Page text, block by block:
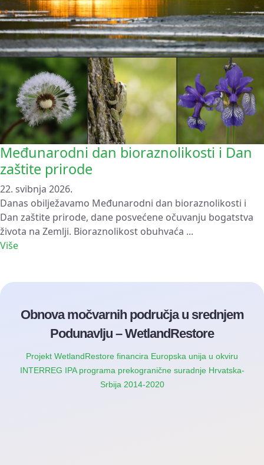
Međunarodni dan bioraznolikosti i Dan
zaštite prirode
22. svibnja 2026.
Danas obilježavamo Međunarodni dan bioraznolikosti i
Dan zaštite prirode, dane posvećene očuvanju bogatstva
života na Zemlji. Bioraznolikost obuhvaća ...
Više
Obnova močvarnih područja u srednjem
Podunavlju – WetlandRestore
Projekt WetlandRestore financira Europska unija u okviru
INTERREG IPA programa prekogranične suradnje Hrvatska-
Srbija 2014-2020